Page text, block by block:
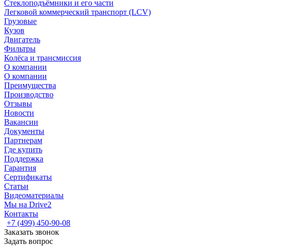
Стеклоподъёмники и его части
Легковой коммерческий транспорт (LCV)
Грузовые
Кузов
Двигатель
Фильтры
Колёса и трансмиссия
О компании
О компании
Преимущества
Производство
Отзывы
Новости
Вакансии
Документы
Партнерам
Где купить
Поддержка
Гарантия
Сертификаты
Статьи
Видеоматериалы
Мы на Drive2
Контакты
+7 (499) 450-90-08
Заказать звонок
Задать вопрос